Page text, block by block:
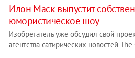
Илон Маск выпустит
юмористическое шоу
Изобретатель уже обсудил свой
агентства сатирических новостей